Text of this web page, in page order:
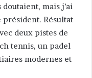
doutaient, mais j’ai
Résultat
deux pistes de
tennis, un padel
modernes et